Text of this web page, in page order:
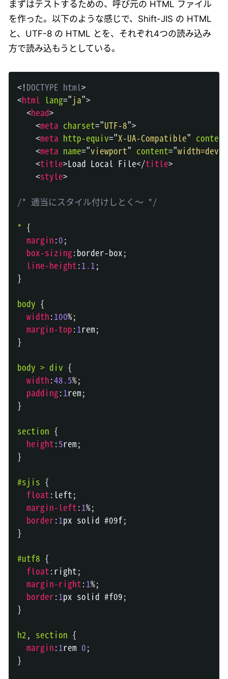
まずはテストするための、呼び元の HTML ファイル
を作った。以下のような感じで、Shift-JIS の HTML
と、UTF-8 の HTML とを、それぞれ4つの読み込み
方で読み込もうとしている。
<!DOCTYPE html>
<html lang=" ja">
<head>
<meta charset="UTF-8">
<meta http-equiv="X-UA-Compatible" content
<meta name="viewport" content="
<title>Load Local File</title>
<style>
/* 適当にスタイル付けしとく～ */
* {
margin:0;
box-sizing:border-box;
line-height:1.1;
}
body {
width:100%;
margin-top:1rem;
}
body > div {
width:48.5%;
padding:1rem;
}
section {
height:5rem;
}
#sjis {
float: left;
margin-left:1%;
border:1px solid #09f;
}
#utf8 {
float:right;
margin-right:1%;
border:1px solid #f09;
}
h2, section {
margin:1rem 0;
}